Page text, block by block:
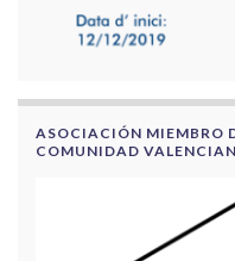
ASOCIACIÓN MIEMBRO
COMUNIDAD